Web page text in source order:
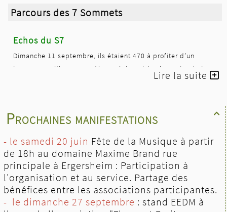

Prochaines manifestations
- le samedi 20 juin Fête de la Musique à partir
de 18h au domaine Maxime Brand rue
principale à Ergersheim : Participation à
l'organisation et au service. Partage des
bénéfices entre les associations participantes.
- le dimanche 27 septembre : stand EEDM à
Parcours des 7 Sommets
Echos du S7
Dimanche 11 septembre, ils étaient 470 à profiter d’un
temps magnifique pour découvrir le patrimoine naturel et
historique des environs de Haegen et de Reinhardsmunster
100 à 300m pour chacun. Marcheurs nordiques, trailers de
(44 participants), groupes d’amis, de voisins, de familles,
mamans et papas avec porte-bébé, ou marcheurs individuels
ont apprécié ce moment de découverte et de partage.
A toutes les étapes de la manifestation (préparatifs, mise en
place, tenue des stands, rangement), la section Gym’Form de
l’ASC Brotsch a apporté son précieux concours à la réussite
Lire la suite